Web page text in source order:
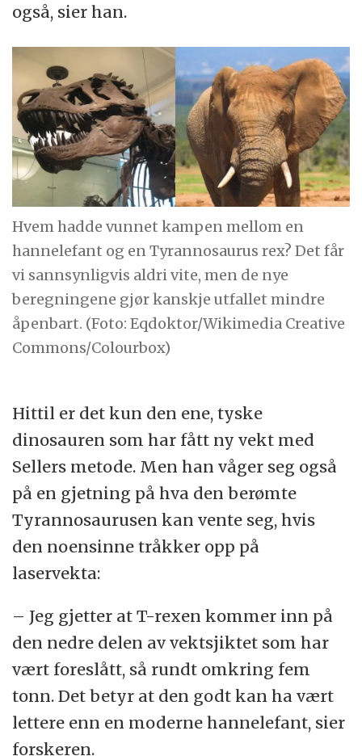
også, sier han.
Hvem hadde vunnet kampen mellom en
hannelefant og en Tyrannosaurus rex? Det får
vi sannsynligvis aldri vite, men de nye
beregningene gjør kanskje utfallet mindre
åpenbart. (Foto: Eqdoktor/Wikimedia Creative
Commons/Colourbox)
Hittil er det kun den ene, tyske
dinosauren som har fått ny vekt med
Sellers metode. Men han våger seg også
på en gjetning på hva den berømte
Tyrannosaurusen kan vente seg, hvis
den noensinne tråkker opp på
laservekta:
– Jeg gjetter at T-rexen kommer inn på
den nedre delen av vektsjiktet som har
vært foreslått, så rundt omkring fem
tonn. Det betyr at den godt kan ha vært
lettere enn en moderne hannelefant, sier
forskeren.